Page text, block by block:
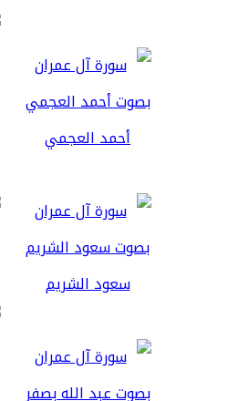
أحمد العجمي
سعود الشريم